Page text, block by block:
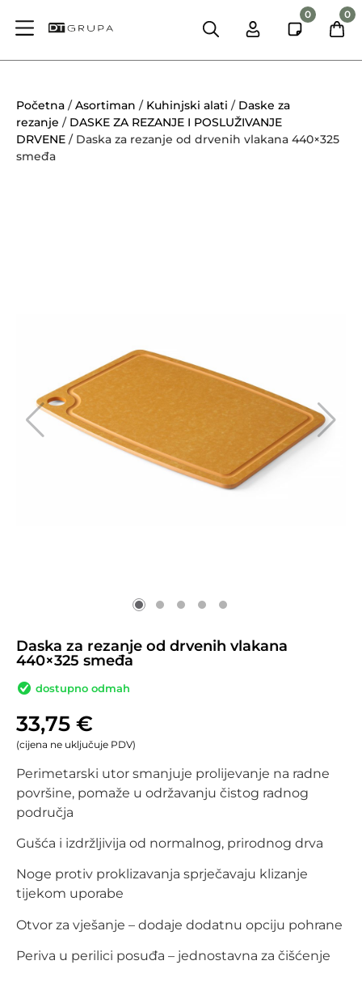
0 0
Početna /Asortiman / Kuhinjski alati / Daske za
rezanje / DASKE ZA REZANJE I POSLUŽIVANJE
DRVENE / Daska za rezanje od drvenih vlakana 440×325
smeđa
Daska za rezanje od drvenih vlakana
440×325 smeđa
dostupno odmah
33,75 €
(cijena ne uključuje PDV)
Perimetarski utor smanjuje prolijevanje na radne
površine, pomaže u održavanju čistog radnog
područja
Gušća i izdržljivija od normalnog, prirodnog drva
Noge protiv proklizavanja sprječavaju klizanje
tijekom uporabe
Otvor za vješanje – dodaje dodatnu opciju pohrane
Periva u perilici posuđa – jednostavna za čišćenje